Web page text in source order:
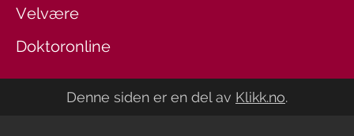
Velvære
Doktoronline
Denne siden er en del av Klikk.no.